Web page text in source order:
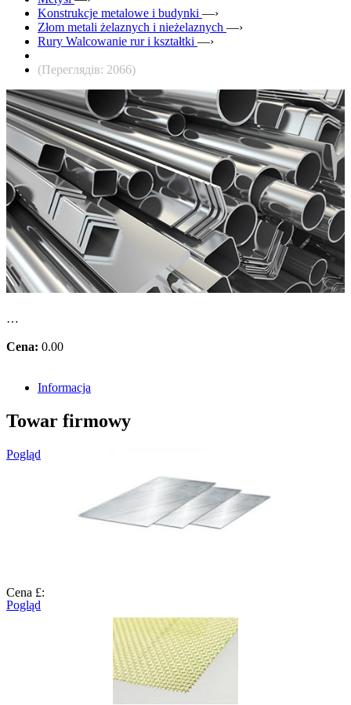
Konstrukcje metalowe i budynki —›
Złom metali żelaznych i nieżelaznych —›
Rury Walcowanie rur i kształtki —›
(Переглядів: 2066)
…
Cena: 0.00
Informacja
Towar firmowy
Pogląd
Cena £:
Pogląd